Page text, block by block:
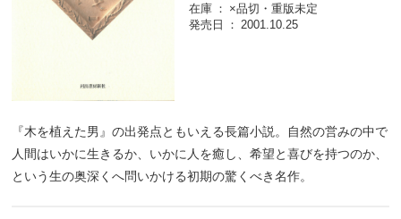
在庫
×品切・重版未定
発売日
2001.10.25
『木を植えた男』の出発点ともいえる長篇小説。自然の営みの中で
人間はいかに生きるか、いかに人を癒し、希望と喜びを持つのか、
という生の奥深くへ問いかける初期の驚くべき名作。